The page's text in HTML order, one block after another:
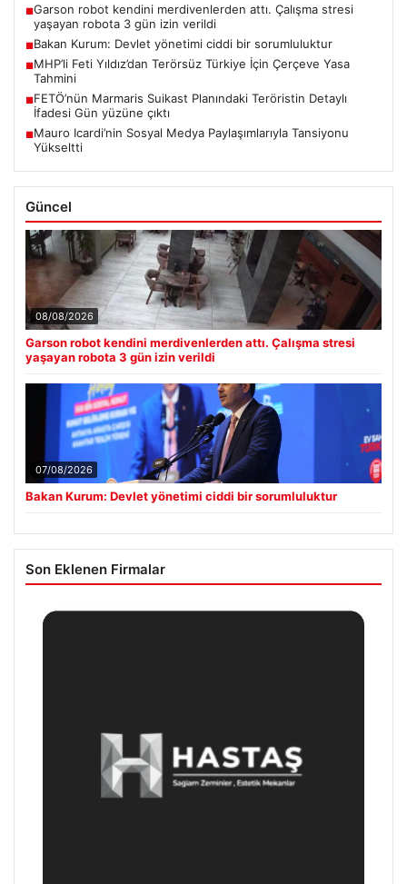
■Garson robot kendini merdivenlerden attı. Çalışma stresi
yaşayan robota 3 gün izin verildi
■Bakan Kurum: Devlet yönetimi ciddi bir sorumluluktur
■MHP’li Feti Yıldız’dan Terörsüz Türkiye İçin Çerçeve Yasa
Tahmini
■FETÖ’nün Marmaris Suikast Planındaki Teröristin Detaylı
İfadesi Gün yüzüne çıktı
■Mauro Icardi’nin Sosyal Medya Paylaşımlarıyla Tansiyonu
Yükseltti
Güncel
08/08/2026
Garson robot kendini merdivenlerden attı. Çalışma stresi
yaşayan robota 3 gün izin verildi
07/08/2026
Bakan Kurum: Devlet yönetimi ciddi bir sorumluluktur
Son Eklenen Firmalar